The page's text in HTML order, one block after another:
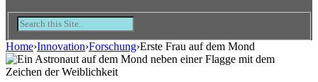
Home›Innovation›Forschung›Erste Frau auf dem Mond